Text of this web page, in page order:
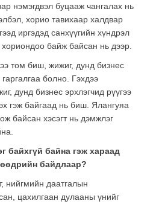
нэмэгдвэл буцааж чангалах нь
хорио тавихаар халдвар
иргэдэд санхүүгийн хүндрэл
байж байсан нь дээр.
том биш, жижиг, дунд бизнес
гаргалгаа болно. Гэхдээ
дунд бизнес эрхлэгчид рүүгээ
гэж байгаад нь биш. Ялангуяа
байсан хэсэгт нь дэмжлэг
байхгүй байна гэж хараад
байдлаар?
нийгмийн даатгалын
цахилгаан дулааны үнийг